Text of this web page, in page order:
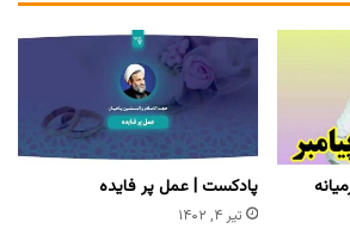
پادکست | عمل پر فایده
تیر ۴, ۱۴۰۲